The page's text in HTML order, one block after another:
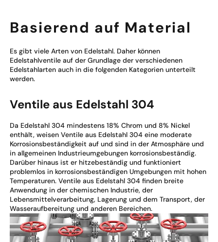
Basierend auf Material
Es gibt viele Arten von Edelstahl. Daher können
Edelstahlventile auf der Grundlage der verschiedenen
Edelstahlarten auch in die folgenden Kategorien unterteilt
werden.
Ventile aus Edelstahl 304
Da Edelstahl 304 mindestens 18% Chrom und 8% Nickel
enthält, weisen Ventile aus Edelstahl 304 eine moderate
Korrosionsbeständigkeit auf und sind in der Atmosphäre und
in allgemeinen Industrieumgebungen korrosionsbeständig.
Darüber hinaus ist er hitzebeständig und funktioniert
problemlos in korrosionsbeständigen Umgebungen mit hohen
Temperaturen. Ventile aus Edelstahl 304 finden breite
Anwendung in der chemischen Industrie, der
Lebensmittelverarbeitung, Lagerung und dem Transport, der
Wasseraufbereitung und anderen Bereichen.